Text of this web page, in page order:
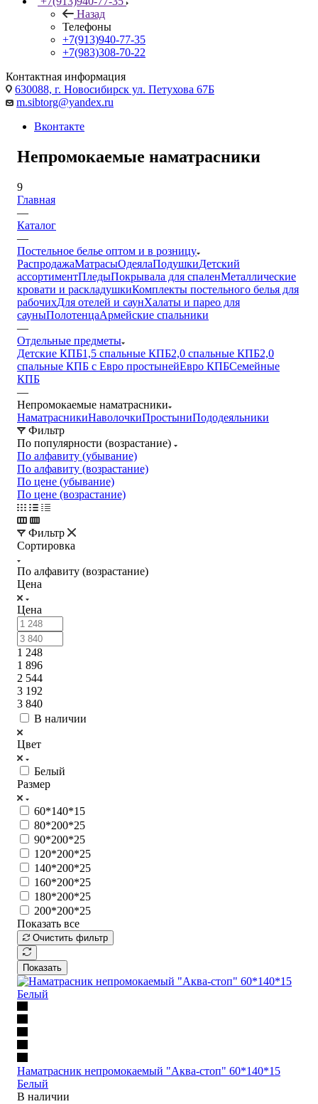
Назад
Телефоны
+7(913)940-77-35
+7(983)308-70-22
Контактная информация
630088, г. Новосибирск ул. Петухова 67Б
m.sibtorg@yandex.ru
Вконтакте
Непромокаемые наматрасники
9
Главная
—
Каталог
—
Постельное белье оптом и в розницу
РаспродажаМатрасыОдеялаПодушкиДетский
ассортиментПледыПокрывала для спаленМеталлические
кровати и раскладушкиКомплекты постельного белья для
рабочихДля отелей и саунХалаты и парео для
сауныПолотенцаАрмейские спальники
—
Отдельные предметы
Детские КПБ1,5 спальные КПБ2,0 спальные КПБ2,0
спальные КПБ с Евро простынейЕвро КПБСемейные
КПБ
—
Непромокаемые наматрасники
НаматрасникиНаволочкиПростыниПододеяльники
Фильтр
По популярности (возрастание)
По алфавиту (убывание)
По алфавиту (возрастание)
По цене (убывание)
По цене (возрастание)
Фильтр
Сортировка
По алфавиту (возрастание)
Цена
Цена
1 248
1 896
2 544
3 192
3 840
В наличии
Цвет
Белый
Размер
60*140*15
80*200*25
90*200*25
120*200*25
140*200*25
160*200*25
180*200*25
200*200*25
Показать все
Очистить фильтр
Показать
Наматрасник непромокаемый "Аква-стоп" 60*140*15
Белый
В наличии